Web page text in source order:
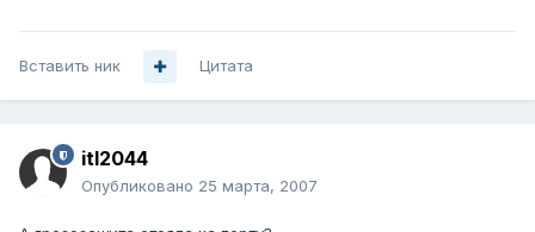
Вставить ник Цитата
itl2044
Опубликовано 25 марта, 2007